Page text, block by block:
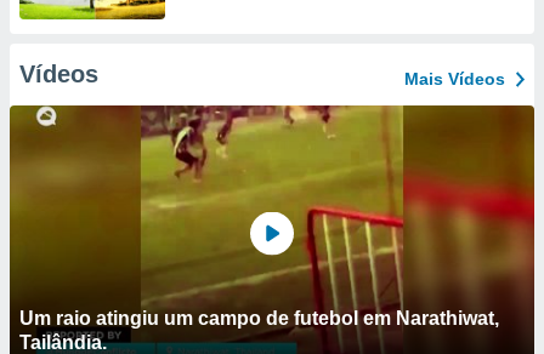
Vídeos Mais Vídeos
Um raio atingiu um campo de futebol em Narathiwat,
Tailândia.